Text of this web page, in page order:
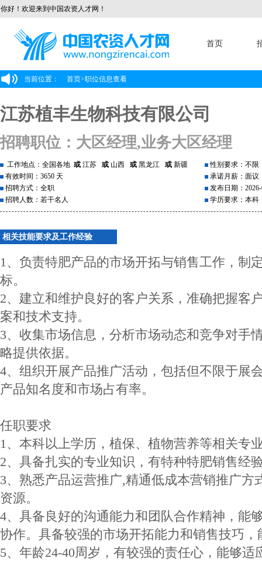
你好！欢迎来到中国农资人才网！
首页
当前位置： 首页>职位信息查看
江苏植丰生物科技有限公司
招聘职位：大区经理,业务大区经理
工作地点：全国各地 或 江苏 或 山西 或 黑龙江 或 新疆
有效时间：3650 天
招聘方式：全职
招聘人数：若干名人
性别要求：不限
承诺月薪：面议
发布日期：
学历要求：本科
相关技能要求及工作经验
1、负责特肥产品的市场开拓与销售工作，制
标。
2、建立和维护良好的客户关系，准确把握客
案和技术支持。
3、收集市场信息，分析市场动态和竞争对手
略提供依据。
4、组织开展产品推广活动，包括但不限于展
产品知名度和市场占有率。
任职要求
1、本科以上学历，植保、植物营养等相关专
2、具备扎实的专业知识，有特种特肥销售经
3、熟悉产品运营推广,精通低成本营销推广方
资源。
4、具备良好的沟通能力和团队合作精神，能
协作。具备较强的市场开拓能力和销售技巧
5、年龄24-40周岁，有较强的责任心，能够适